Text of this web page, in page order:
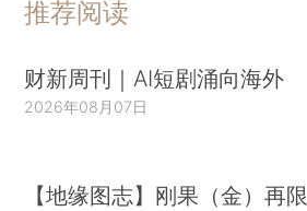
推荐阅读
财新周刊｜AI短剧涌向海外
2026年08月07日
【地缘图志】刚果（金）再限